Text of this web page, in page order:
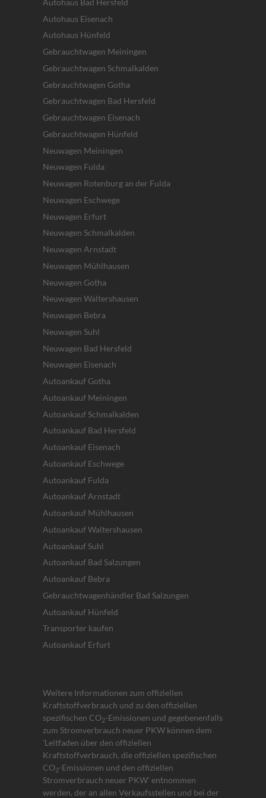
Autohaus Bad Hersfeld
Autohaus Eisenach
Autohaus Hünfeld
Gebrauchtwagen Meiningen
Gebrauchtwagen Schmalkalden
Gebrauchtwagen Gotha
Gebrauchtwagen Bad Hersfeld
Gebrauchtwagen Eisenach
Gebrauchtwagen Hünfeld
Neuwagen Meiningen
Neuwagen Fulda
Neuwagen Rotenburg an der Fulda
Neuwagen Eschwege
Neuwagen Erfurt
Neuwagen Schmalkalden
Neuwagen Arnstadt
Neuwagen Mühlhausen
Neuwagen Gotha
Neuwagen Waltershausen
Neuwagen Bebra
Neuwagen Suhl
Neuwagen Bad Hersfeld
Neuwagen Eisenach
Autoankauf Gotha
Autoankauf Meiningen
Autoankauf Schmalkalden
Autoankauf Bad Hersfeld
Autoankauf Eisenach
Autoankauf Eschwege
Autoankauf Fulda
Autoankauf Arnstadt
Autoankauf Mühlhausen
Autoankauf Waltershausen
Autoankauf Suhl
Autoankauf Bad Salzungen
Autoankauf Bebra
Gebrauchtwagenhändler Bad Salzungen
Autoankauf Hünfeld
Transporter kaufen
Autoankauf Erfurt
Weitere Informationen zum offiziellen
Kraftstoffverbrauch und zu den offiziellen
spezifischen CO2-Emissionen und gegebenenfalls
zum Stromverbrauch neuer PKW können dem
'Leitfaden über den offiziellen
Kraftstoffverbrauch, die offiziellen spezifischen
CO2-Emissionen und den offiziellen
Stromverbrauch neuer PKW' entnommen
werden, der an allen Verkaufsstellen und bei der